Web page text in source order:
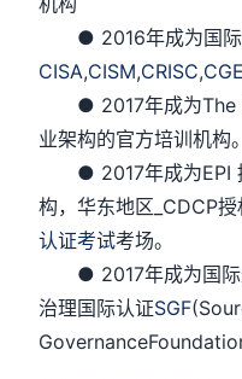
● 2016年成为国际
CISA,CISM,CRISC,
● 2017年成为The
业架构的官方培训机构。
● 2017年成为EPI
构，华东地区_CDCP
认证考试考场。
● 2017年成为国际
治理国际认证SGF